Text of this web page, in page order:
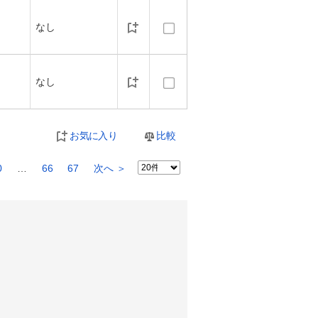
なし
なし
比較
お気に入り
66 67 次へ ＞